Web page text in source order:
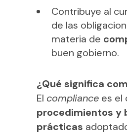
Contribuye al
de las
materia de
buen gobierno.
¿Qué significa
El compliance es el
procedimientos y
prácticas